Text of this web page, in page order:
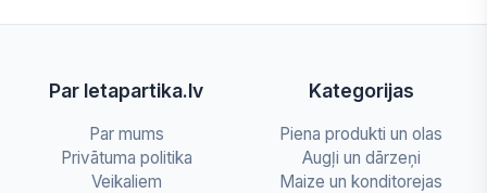
Par letapartika.lv
Par mums
Privātuma politika
Veikaliem
Kategorijas
Piena produkti un olas
Augļi un dārzeņi
Maize un konditorejas